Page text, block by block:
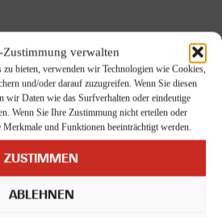
verwalten
bieten, verwenden wir Technologien wie Cookies,
und/oder darauf zuzugreifen. Wenn Sie diesen
wir Daten wie das Surfverhalten oder eindeutige
Wenn Sie Ihre Zustimmung nicht erteilen oder
und Funktionen beeinträchtigt werden.
ZUSTIMMEN
ABLEHNEN
Freizeit- und
von den weiten Stränden Zeelands und
die pulsierenden Metropolen bis zu
Norden. Mit der KOCH Umzugslogistik
Niederlande strukturiert vorbereitet